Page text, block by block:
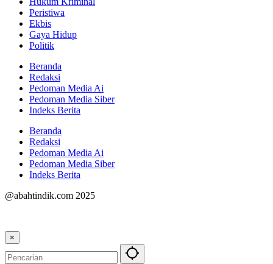
Peristiwa
Ekbis
Gaya Hidup
Politik
Beranda
Redaksi
Pedoman Media Ai
Pedoman Media Siber
Indeks Berita
Beranda
Redaksi
Pedoman Media Ai
Pedoman Media Siber
Indeks Berita
@abahtindik.com 2025
×